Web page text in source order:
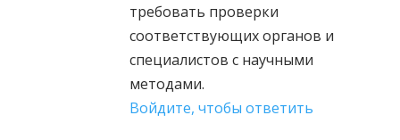
требовать проверки
соответствующих органов и
специалистов с научными
методами.
Войдите, чтобы ответить